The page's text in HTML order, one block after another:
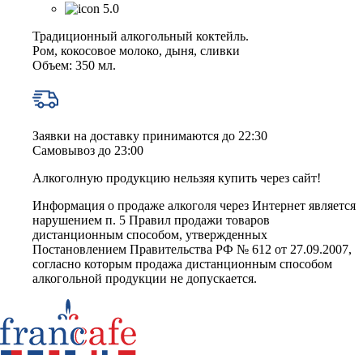
5.0
Традиционный алкогольный коктейль.
Ром, кокосовое молоко, дыня, сливки
Объем: 350 мл.
Заявки на доставку принимаются до 22:30
Самовывоз до 23:00
Алкоголную продукцию нельзяя купить через сайт!
Информация о продаже алкоголя через Интернет является
нарушением п. 5 Правил продажи товаров
дистанционным способом, утвержденных
Постановлением Правительства РФ № 612 от 27.09.2007,
согласно которым продажа дистанционным способом
алкогольной продукции не допускается.